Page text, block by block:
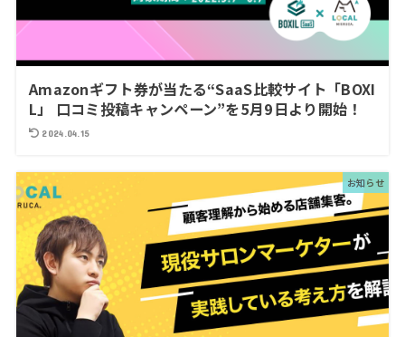
Amazonギフト券が当たる“SaaS比較サイト「BOXI
L」 口コミ投稿キャンペーン”を5月9日より開始！
2024.04.15
お知らせ